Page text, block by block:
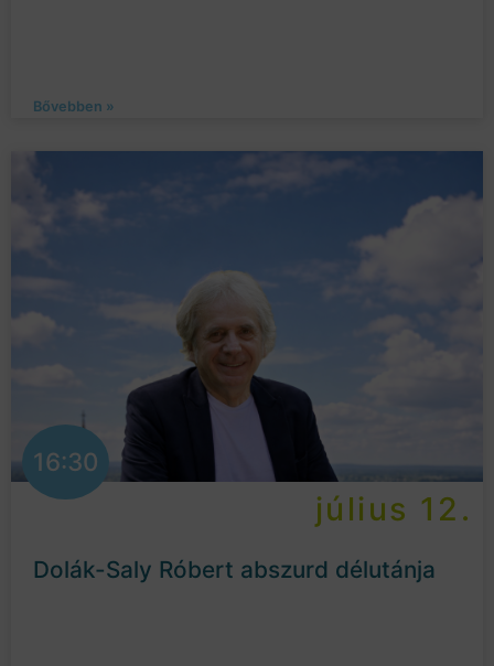
Bővebben »
16:30
július 12.
Dolák-Saly Róbert abszurd délutánja